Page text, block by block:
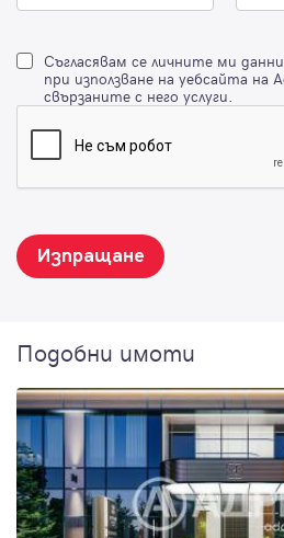
Съгласявам се личните ми
при използване на уебсайта
свързаните с него услуги.
Изпращане
Подобни имоти